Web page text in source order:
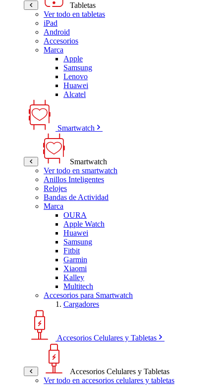
Tabletas
Ver todo en tabletas
iPad
Android
Accesorios
Marca
Apple
Samsung
Lenovo
Huawei
Alcatel
Smartwatch
Smartwatch
Ver todo en smartwatch
Anillos Inteligentes
Relojes
Bandas de Actividad
Marca
OURA
Apple Watch
Huawei
Samsung
Fitbit
Garmin
Xiaomi
Kalley
Multitech
Accesorios para Smartwatch
Cargadores
Accesorios Celulares y Tabletas
Accesorios Celulares y Tabletas
Ver todo en accesorios celulares y tabletas